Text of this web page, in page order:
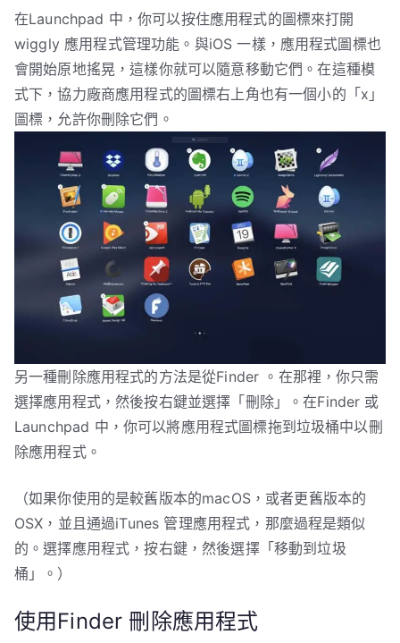
在Launchpad 中，你可以按住應用程式的圖標來打開
wiggly 應用程式管理功能。與iOS 一樣，應用程式圖標也
會開始原地搖晃，這樣你就可以隨意移動它們。在這種模
式下，協力廠商應用程式的圖標右上角也有一個小的「x」
圖標，允許你刪除它們。
另一種刪除應用程式的方法是從Finder 。在那裡，你只需
選擇應用程式，然後按右鍵並選擇「刪除」。在Finder 或
Launchpad 中，你可以將應用程式圖標拖到垃圾桶中以刪
除應用程式。
（如果你使用的是較舊版本的macOS，或者更舊版本的
OSX，並且通過iTunes 管理應用程式，那麼過程是類似
的。選擇應用程式，按右鍵，然後選擇「移動到垃圾
桶」。）
使用Finder 刪除應用程式